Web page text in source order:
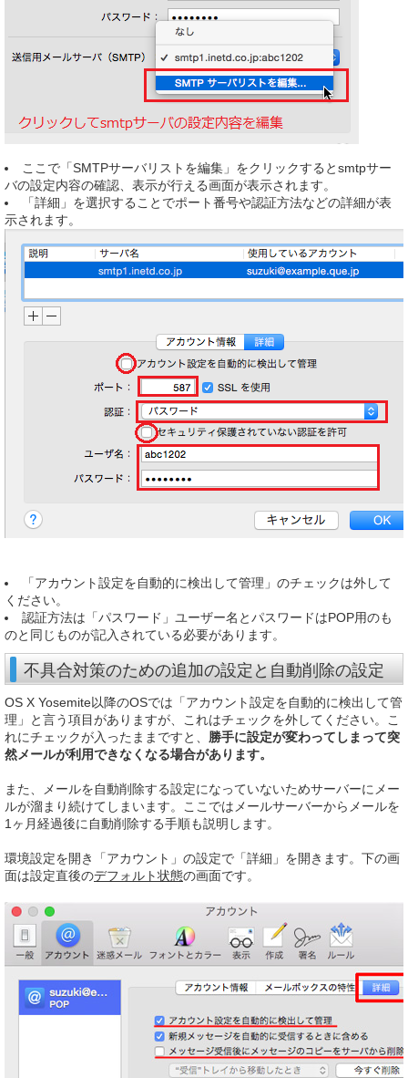
ここで「SMTPサーバリストを編集」をクリックするとsmtpサー
バの設定内容の確認、表示が行える画面が表示されます。
「詳細」を選択することでポート番号や認証方法などの詳細が表
示されます。
「アカウント設定を自動的に検出して管理」のチェックは外して
ください。
認証方法は「パスワード」ユーザー名とパスワードはPOP用のも
のと同じものが記入されている必要があります。
不具合対策のための追加の設定と自動削除の設定
OS X Yosemite以降のOSでは「アカウント設定を自動的に検出して管
理」と言う項目がありますが、これはチェックを外してください。こ
れにチェックが入ったままですと、 勝手に設定が変わってしまって突
然メールが利用できなくなる場合があります。
また、メールを自動削除する設定になっていないためサーバーにメー
ルが溜まり続けてしまいます。ここではメールサーバーからメールを
1ヶ月経過後に自動削除する手順も説明します。
環境設定を開き「アカウント」の設定で「詳細」を開きます。下の画
面は設定直後のデフォルト状態の画面です。